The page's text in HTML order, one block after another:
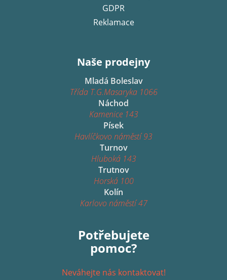
GDPR
Reklamace
Naše prodejny
Mladá Boleslav
Třída T.G.Masaryka 1066
Náchod
Kamenice 143
Písek
Havlíčkovo náměstí 93
Turnov
Hluboká 143
Trutnov
Horská 100
Kolín
Karlovo náměstí 47
Potřebujete
pomoc?
Neváhejte nás kontaktovat!